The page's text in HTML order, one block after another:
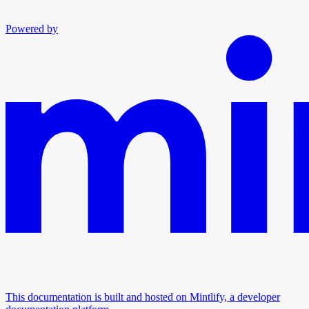
Powered by
This documentation is built and hosted on Mintlify, a developer